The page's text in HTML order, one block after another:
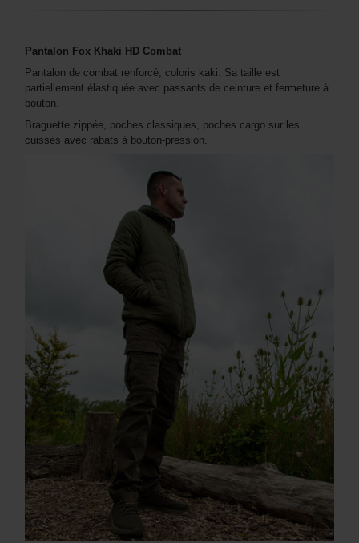
Pantalon Fox Khaki HD Combat
Pantalon de combat renforcé, coloris kaki. Sa taille est
partiellement élastiquée avec passants de ceinture et fermeture à
bouton.
Braguette zippée, poches classiques, poches cargo sur les
cuisses avec rabats à bouton-pression.